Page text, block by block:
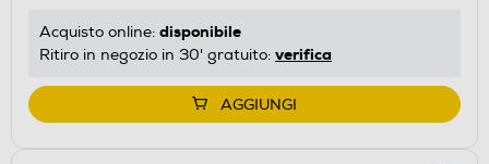
Acquisto online: disponibile
Ritiro in negozio in 30' gratuito: verifica
AGGIUNGI